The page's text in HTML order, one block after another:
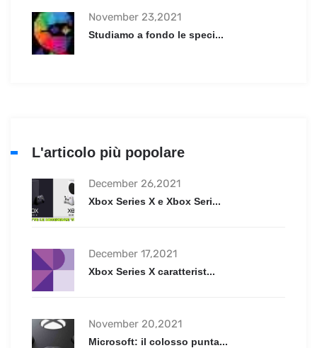
November 23,2021
Studiamo a fondo le speci...
L'articolo più popolare
December 26,2021
Xbox Series X e Xbox Seri...
December 17,2021
Xbox Series X caratterist...
November 20,2021
Microsoft: il colosso punta...